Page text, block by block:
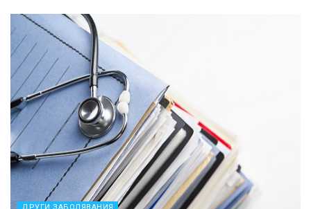
ДРУГИ ЗАБОЛЯВАНИЯ